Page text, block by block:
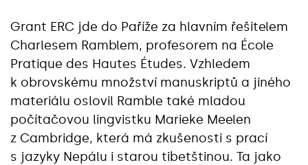
Grant ERC jde do Paříže za hlavním řešitelem
Charlesem Ramblem, profesorem na École
Pratique des Hautes Études. Vzhledem
k obrovskému množství manuskriptů a jiného
materiálu oslovil Ramble také mladou
počítačovou lingvistku Marieke Meelen
z Cambridge, která má zkušenosti s prací
s jazyky Nepálu i starou tibetštinou. Ta jako